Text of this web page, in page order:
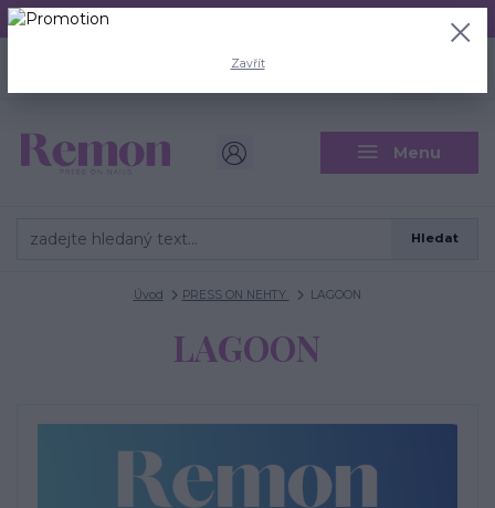
Aktuální doba odeslání je 3 - 5 pracovních dní.
Menu
CZK
Hledat
Úvod PRESS ON NEHTY LAGOON
LAGOON
Zavřít